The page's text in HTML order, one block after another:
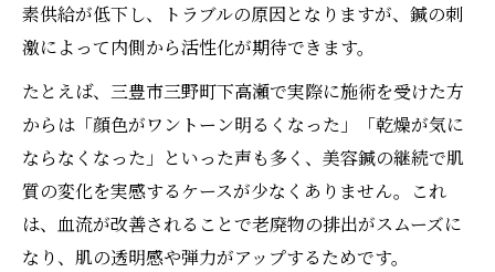
素供給が低下し、トラブルの原因となりますが、鍼の刺
激によって内側から活性化が期待できます。
たとえば、三豊市三野町下高瀬で実際に施術を受けた方
からは「顔色がワントーン明るくなった」「乾燥が気に
ならなくなった」といった声も多く、美容鍼の継続で肌
質の変化を実感するケースが少なくありません。これ
は、血流が改善されることで老廃物の排出がスムーズに
なり、肌の透明感や弾力がアップするためです。